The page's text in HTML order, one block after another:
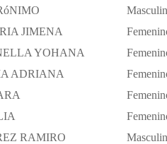
JIMENA
YOHANA
ADRIANA
RAMIRO